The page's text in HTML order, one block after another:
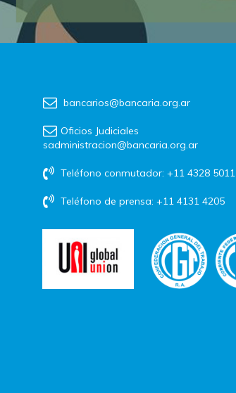
bancarios@bancaria.org.ar
Oficios Judiciales
sadministracion@bancaria.org.ar
Teléfono conmutador: +11 4328 5011
Teléfono de prensa: +11 4131 4205